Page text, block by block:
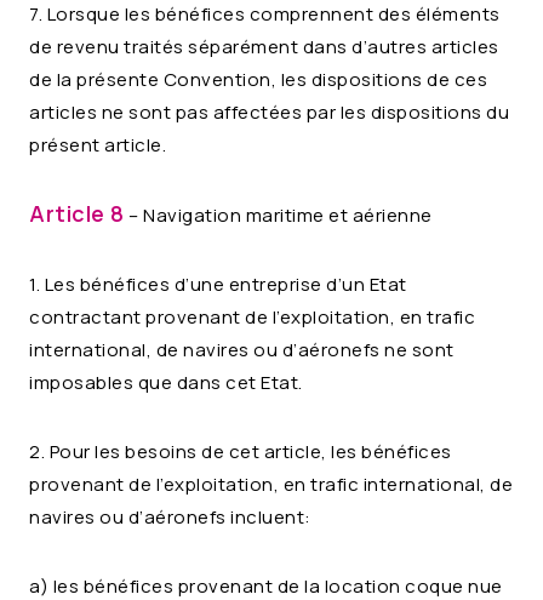
7. Lorsque les bénéfices comprennent des éléments
de revenu traités séparément dans d’autres articles
de la présente Convention, les dispositions de ces
articles ne sont pas affectées par les dispositions du
présent article.
Article 8 – Navigation maritime et aérienne
1. Les bénéfices d’une entreprise d’un Etat
contractant provenant de l’exploitation, en trafic
international, de navires ou d’aéronefs ne sont
imposables que dans cet Etat.
2. Pour les besoins de cet article, les bénéfices
provenant de l’exploitation, en trafic international, de
navires ou d’aéronefs incluent:
a) les bénéfices provenant de la location coque nue